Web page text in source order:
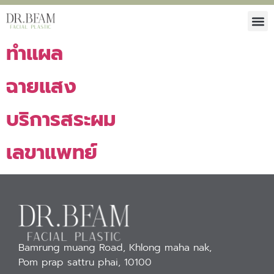
ทำแผล
ฉายแสง
บริการสระผม
เลขาแพทย์
Bamrung muang Road, Khlong maha nak,
Pom prap sattru phai, 10100